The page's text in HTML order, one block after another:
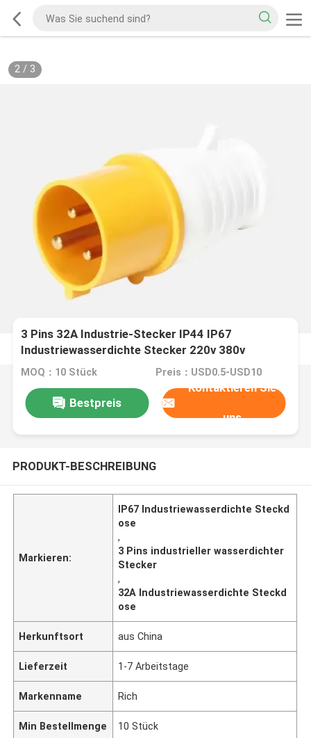
2/ 3
3 Pins 32A Industrie-Stecker IP44 IP67
Industriewasserdichte Stecker 220v 380v
MOQ：10 Stück Preis：USD0.5-USD10
Bestpreis
Kontaktieren Sie
uns
PRODUKT-BESCHREIBUNG
Markieren:
IP67 Industriewasserdichte Steckd
ose
,
3 Pins industrieller wasserdichter
Stecker
,
32A Industriewasserdichte Steckd
ose
Herkunftsort aus China
Lieferzeit 1-7 Arbeitstage
Markenname Rich
Min Bestellmenge 10 Stück